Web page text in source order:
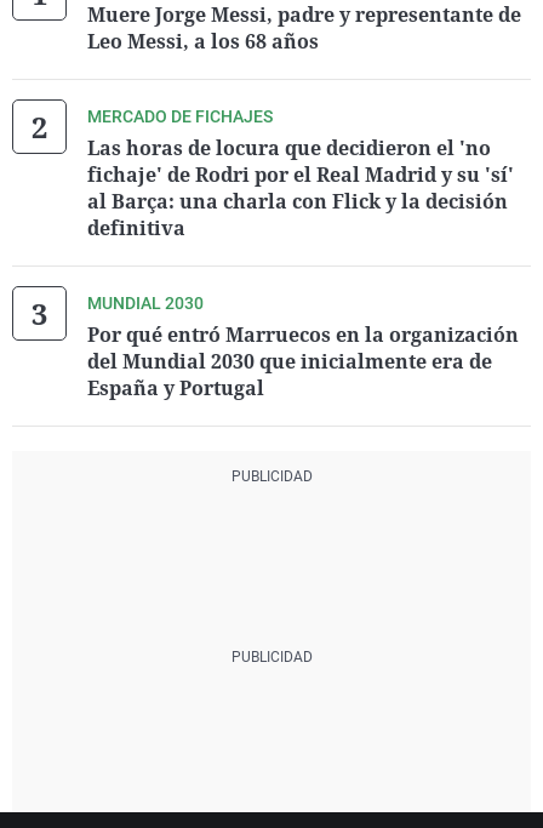
Muere Jorge Messi, padre y representante de
Leo Messi, a los 68 años
MERCADO DE FICHAJES
Las horas de locura que decidieron el 'no
fichaje' de Rodri por el Real Madrid y su 'sí'
al Barça: una charla con Flick y la decisión
definitiva
MUNDIAL 2030
Por qué entró Marruecos en la organización
del Mundial 2030 que inicialmente era de
España y Portugal